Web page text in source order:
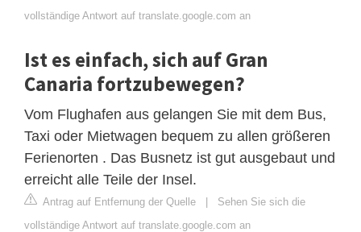
vollständige Antwort auf translate.google.com an
Ist es einfach, sich auf Gran
Canaria fortzubewegen?
Vom Flughafen aus gelangen Sie mit dem Bus,
Taxi oder Mietwagen bequem zu allen größeren
Ferienorten . Das Busnetz ist gut ausgebaut und
erreicht alle Teile der Insel.
Antrag auf Entfernung der Quelle | Sehen Sie sich die
vollständige Antwort auf translate.google.com an